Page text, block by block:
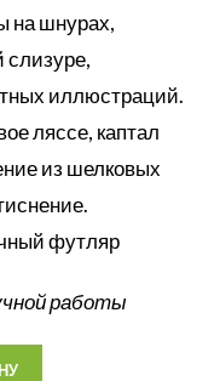
на шнурах,
слизуре,
иллюстраций.
ляссе, каптал
из шелковых
футляр
работы